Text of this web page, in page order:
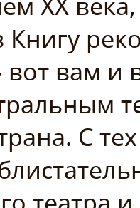
вот вам и
С